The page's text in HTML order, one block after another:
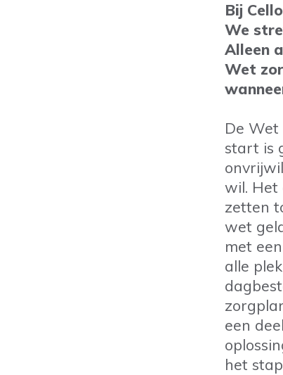
Veelgebruikte zoektermen
Zorgaanbod
Bij
We
Alleen
Wet
De
start is
wil. Het
zetten
wet
met
alle
een
het